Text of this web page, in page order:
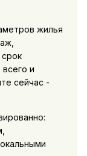
жилья
и
сейчас -